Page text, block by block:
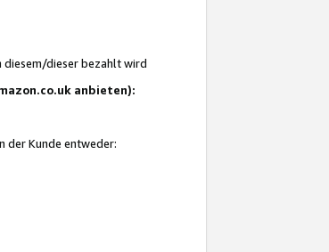
diesem/dieser bezahlt wird
anbieten):
der Kunde entweder: